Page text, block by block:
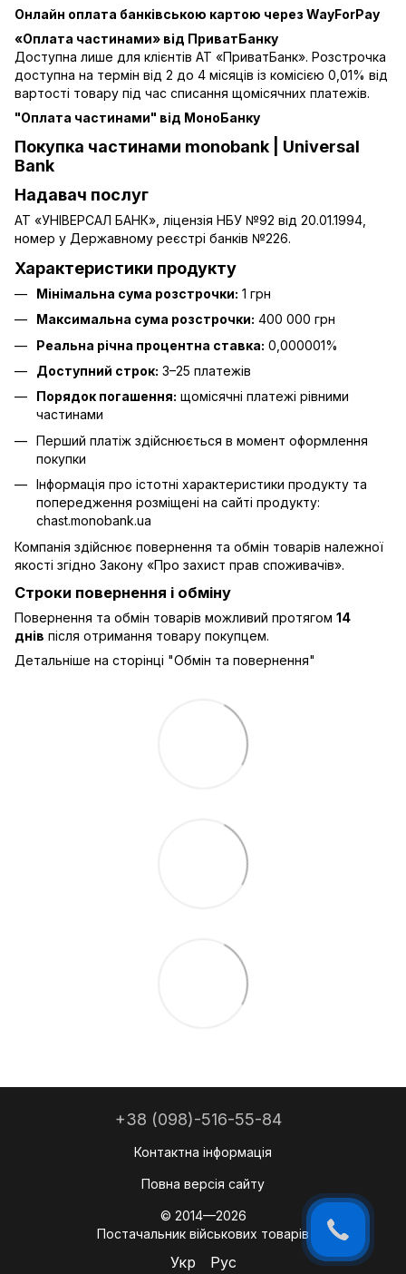
Онлайн оплата банківською картою через WayForPay
«Оплата частинами» від ПриватБанку
Доступна лише для клієнтів АТ «ПриватБанк». Розстрочка
доступна на термін від 2 до 4 місяців із комісією 0,01% від
вартості товару під час списання щомісячних платежів.
"Оплата частинами" від МоноБанку
Покупка частинами monobank | Universal
Bank
Надавач послуг
АТ «УНІВЕРСАЛ БАНК», ліцензія НБУ №92 від 20.01.1994,
номер у Державному реєстрі банків №226.
Характеристики продукту
Мінімальна сума розстрочки: 1 грн
Максимальна сума розстрочки: 400 000 грн
Реальна річна процентна ставка: 0,000001%
Доступний строк: 3–25 платежів
Порядок погашення: щомісячні платежі рівними
частинами
Перший платіж здійснюється в момент оформлення
покупки
Інформація про істотні характеристики продукту та
попередження розміщені на сайті продукту:
chast.monobank.ua
Компанія здійснює повернення та обмін товарів належної
якості згідно Закону «Про захист прав споживачів».
Строки повернення і обміну
Повернення та обмін товарів можливий протягом 14
днів після отримання товару покупцем.
Детальніше на сторінці "Обмін та повернення"
+38 (098)-516-55-84
Контактна інформація
Повна версія сайту
© 2014—2026
Постачальник військових товарів
Укр Рус